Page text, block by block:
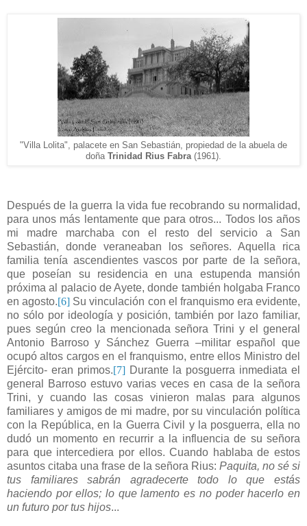
"Villa Lolita", palacete en San Sebastián , propiedad de la abuela de
doña Trinidad Rius Fabra (1961).
Después de la guerra la vida fue recobrando su normalidad,
para unos más lentamente que para otros... Todos los años
mi madre marchaba con el resto del servicio a San
Sebastián, donde veraneaban los señores. Aquella rica
familia tenía ascendientes vascos por parte de la señora,
que poseían su residencia en una estupenda mansión
próxima al palacio de Ayete, donde también holgaba Franco
en agosto.[6] Su vinculación con el franquismo era evidente,
no sólo por ideología y posición, también por lazo familiar,
pues según creo la mencionada señora Trini y el general
Antonio Barroso y Sánchez Guerra –militar español que
ocupó altos cargos en el franquismo, entre ellos Ministro del
Ejército- eran primos.[7] Durante la posguerra inmediata el
general Barroso estuvo varias veces en casa de la señora
Trini, y cuando las cosas vinieron malas para algunos
familiares y amigos de mi madre, por su vinculación política
con la República, en la Guerra Civil y la posguerra, ella no
dudó un momento en recurrir a la influencia de su señora
para que intercediera por ellos. Cuando hablaba de estos
asuntos citaba una frase de la señora Rius: Paquita, no sé si
tus familiares sabrán agradecerte todo lo que estás
haciendo por ellos; lo que lamento es no poder hacerlo en
un futuro por tus hijos...